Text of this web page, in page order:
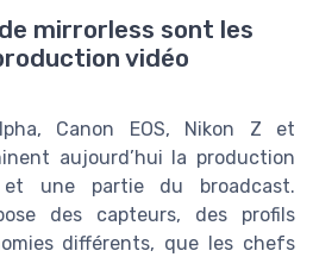
mirrorless sont les
vidéo
Canon EOS, Nikon Z et
aujourd’hui la production
et une partie du broadcast.
des capteurs, des profils
différents, que les chefs